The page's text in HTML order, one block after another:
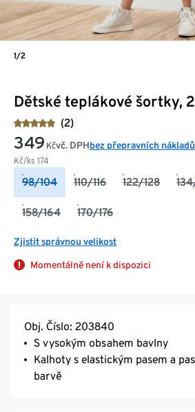
Dětské teplákové šortky,
(2)
349 Kč
Kč/ks 174
vč. DPHbez přepravních nákladů
98/104 110/116 122/128
158/164 170/176
Zjistit správnou velikost
Momentálně není k dispozici
1/2
Obj. Číslo: 203840
S vysokým obsahem bavlny
Kalhoty s elastickým pasem a
barvě